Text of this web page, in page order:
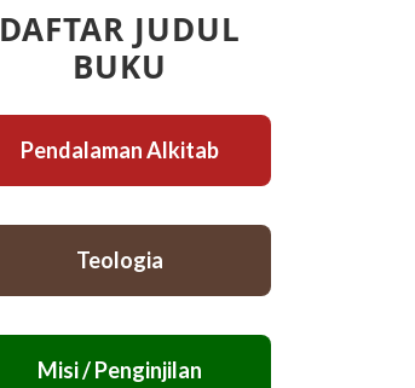
DAFTAR JUDUL
BUKU
Pendalaman Alkitab
Teologia
Misi / Penginjilan